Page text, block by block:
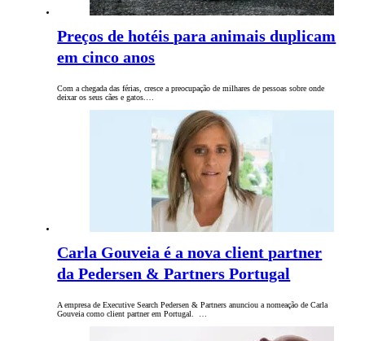
Preços de hotéis para animais duplicam
em cinco anos
Com a chegada das férias, cresce a preocupação de milhares de pessoas sobre onde
deixar os seus cães e gatos.…
Carla Gouveia é a nova client partner
da Pedersen & Partners Portugal
A empresa de Executive Search Pedersen & Partners anunciou a nomeação de Carla
Gouveia como client partner em Portugal. …